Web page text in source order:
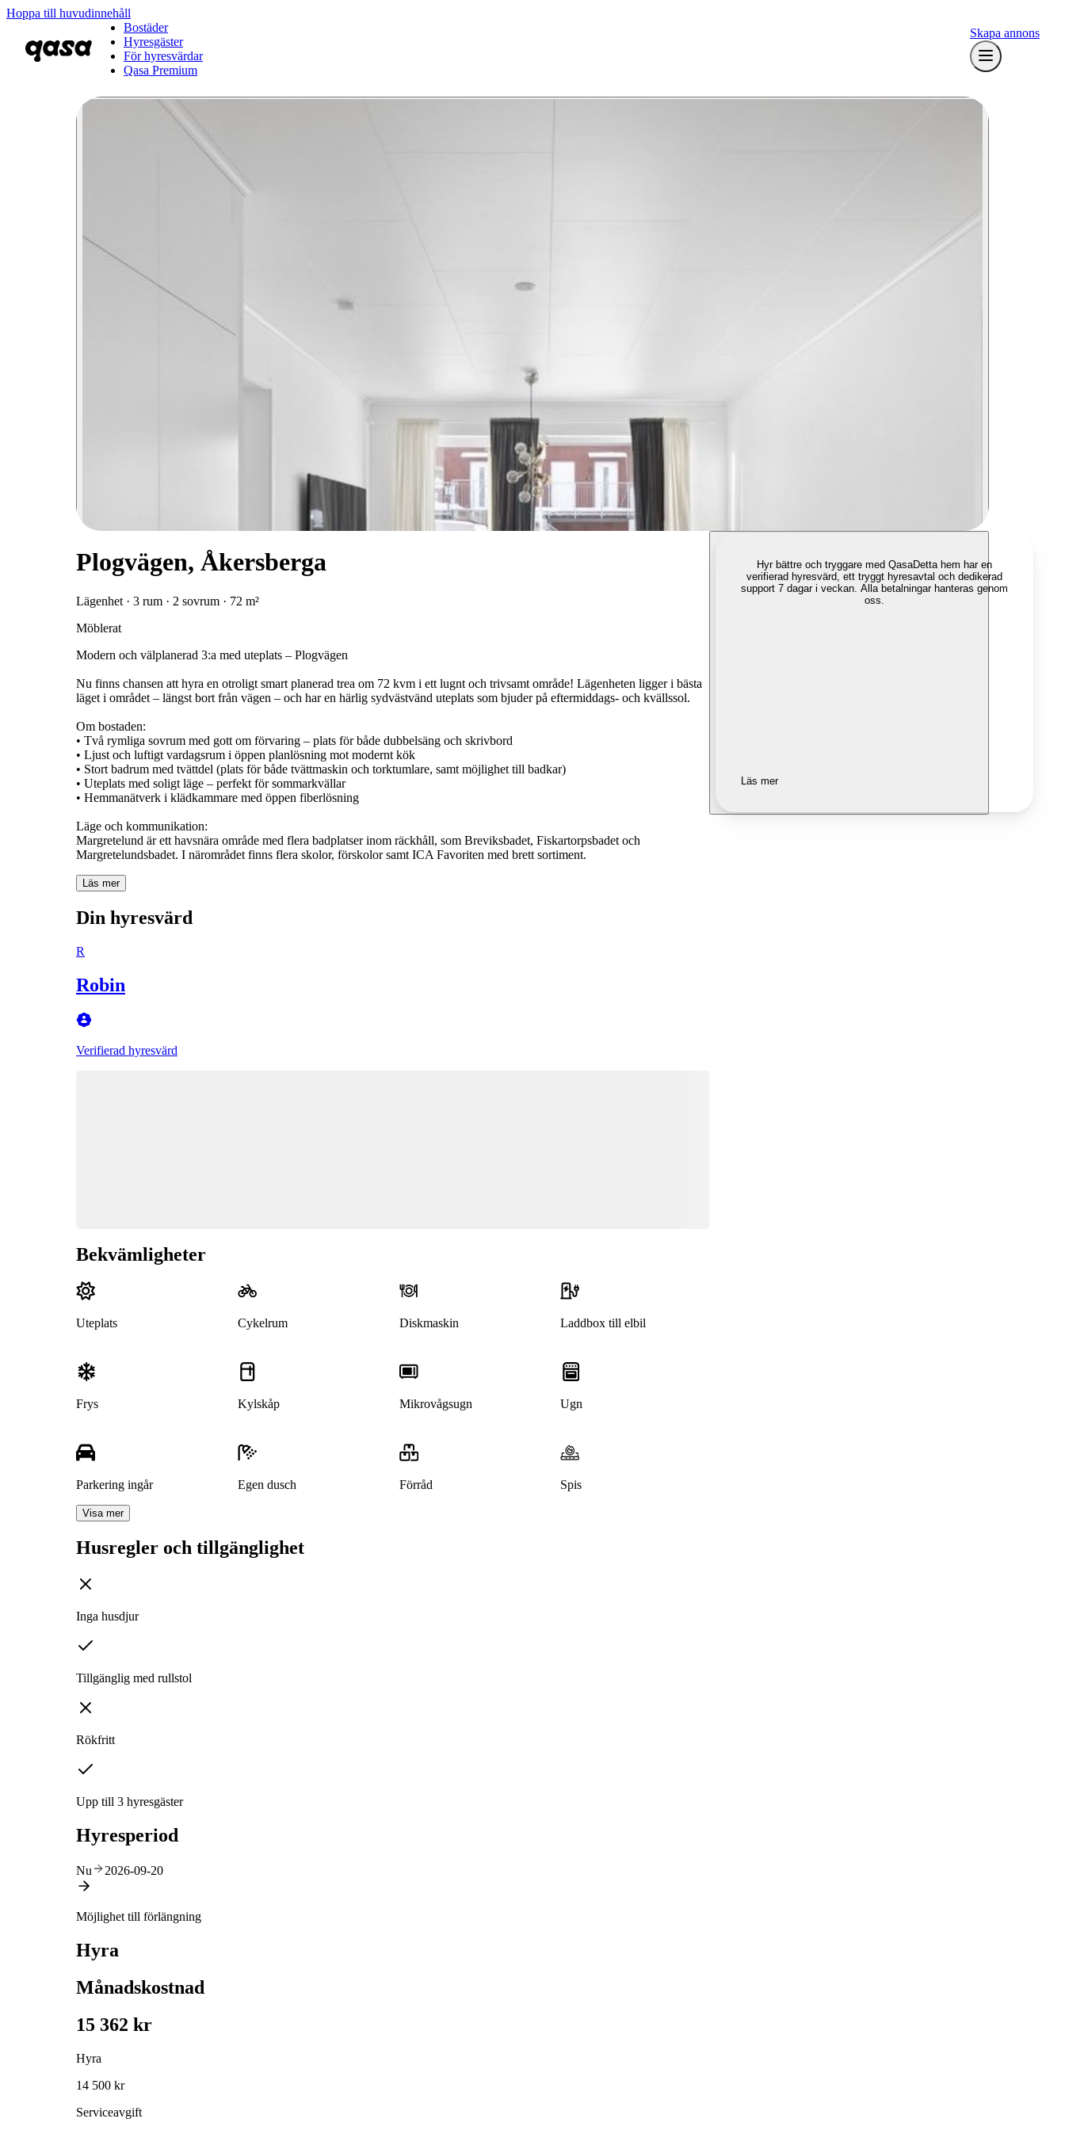
Hoppa till huvudinnehåll
Bostäder
Hyresgäster
För hyresvärdar
Qasa Premium
Skapa annons
Plogvägen, Åkersberga
Lägenhet · 3 rum · 2 sovrum · 72 m²
Möblerat
Modern och välplanerad 3:a med uteplats – Plogvägen
Nu finns chansen att hyra en otroligt smart planerad trea om 72 kvm i ett lugnt och trivsamt område! Lägenheten ligger i bästa
läget i området – längst bort från vägen – och har en härlig sydvästvänd uteplats som bjuder på eftermiddags- och kvällssol.
Om bostaden:
• Två rymliga sovrum med gott om förvaring – plats för både dubbelsäng och skrivbord
• Ljust och luftigt vardagsrum i öppen planlösning mot modernt kök
• Stort badrum med tvättdel (plats för både tvättmaskin och torktumlare, samt möjlighet till badkar)
• Uteplats med soligt läge – perfekt för sommarkvällar
• Hemmanätverk i klädkammare med öppen fiberlösning
Läge och kommunikation:
Margretelund är ett havsnära område med flera badplatser inom räckhåll, som Breviksbadet, Fiskartorpsbadet och
Margretelundsbadet. I närområdet finns flera skolor, förskolor samt ICA Favoriten med brett sortiment.
Läs mer
Din hyresvärd
R
Robin
Verifierad hyresvärd
Bekvämligheter
Uteplats Cykelrum Diskmaskin Laddbox till elbil
Frys Kylskåp Mikrovågsugn Ugn
Parkering ingår Egen dusch Förråd Spis
Visa mer
Husregler och tillgänglighet
Inga husdjur
Tillgänglig med rullstol
Rökfritt
Upp till 3 hyresgäster
Hyresperiod
Nu 2026-09-20
Möjlighet till förlängning
Hyra
Månadskostnad
15 362 kr
Hyra
14 500 kr
Serviceavgift
Hyr bättre och tryggare med QasaDetta hem har en
verifierad hyresvärd, ett tryggt hyresavtal och dedikerad
support 7 dagar i veckan. Alla betalningar hanteras genom
oss.
Läs mer